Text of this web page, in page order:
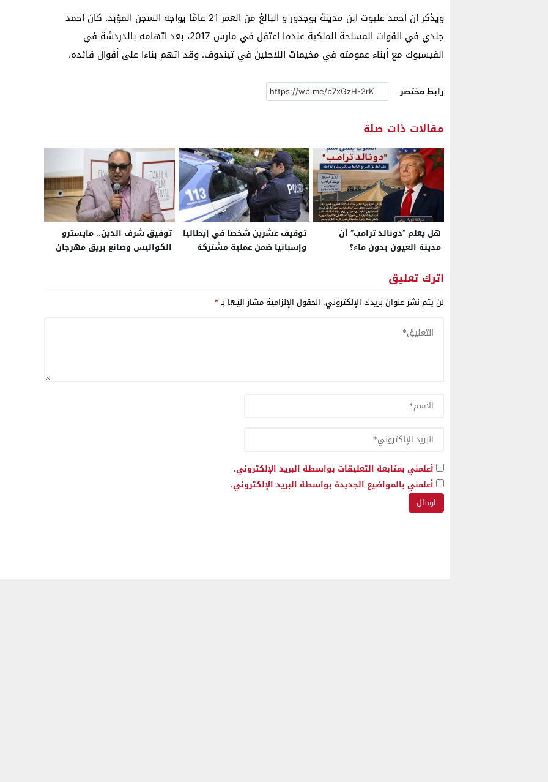
ويذكر ان أحمد عليوت ابن مدينة بوجدور و البالغ من العمر 21 عامًا يواجه السجن المؤبد. كان أحمد
جندي في القوات المسلحة الملكية عندما اعتقل في مارس 2017، بعد اتهامه بالدردشة في
الفيسبوك مع أبناء عمومته في مخيمات اللاجئين في تيندوف. وقد اتهم بناءا على أقوال قائده.
رابط مختصر
مقالات ذات صلة
هل يعلم “دونالد ترامب” أن
مدينة العيون بدون ماء؟
توقيف عشرين شخصا في إيطاليا
وإسبانيا ضمن عملية مشتركة
توفيق شرف الدين.. مايسترو
الكواليس وصانع بريق مهرجان
اترك تعليق
لن يتم نشر عنوان بريدك الإلكتروني. الحقول الإلزامية مشار إليها بـ*
أعلمني بمتابعة التعليقات بواسطة البريد الإلكتروني.
أعلمني بالمواضيع الجديدة بواسطة البريد الإلكتروني.